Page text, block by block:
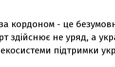
за кордоном - це
здійснює не уряд, а
підтримки